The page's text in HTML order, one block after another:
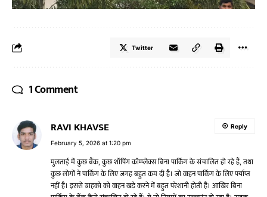
Twitter
1 Comment
RAVI KHAVSE
February 5, 2026 at 1:20 pm
मुलताई में कुछ बैंक, कुछ शॉपिंग कॉम्प्लेक्स बिना पार्किंग के संचालित हो रहे हैं, तथा
कुछ लोगों ने पार्किंग के लिए जगह बहुत कम दी है। जो वाहन पार्किंग के लिए पर्याप्त
नहीं है। इससे ग्राहको को वाहन खड़े करने में बहुत परेशानी होती है। आखिर बिना
Reply